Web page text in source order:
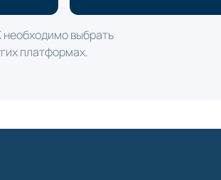
необходимо выбрать
платформах.